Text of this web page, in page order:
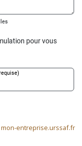
mon-entreprise.urssaf.fr